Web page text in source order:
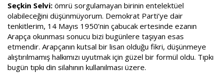
Seçkin Selvi: ömrü sorgulamayan birinin entelektüel
olabileceğini düşünmüyorum. Demokrat Parti’ye dair
tenkitlerim, 14 Mayıs 1950’nin çabucak ertesinde ezanın
Arapça okunması sonucu bizi bugünlere taşıyan esas
etmendir. Arapçanın kutsal bir lisan olduğu fikri, düşünmeye
alıştırılmamış halkımızı uyutmak için güzel bir formül oldu. Tıpkı
bugün tıpkı din silahının kullanılması üzere.